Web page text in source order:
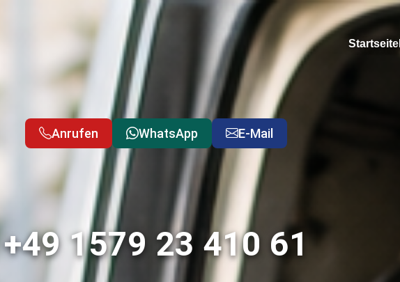
Startseite
Anrufen WhatsApp E-Mail
+49 1579 23 410 61